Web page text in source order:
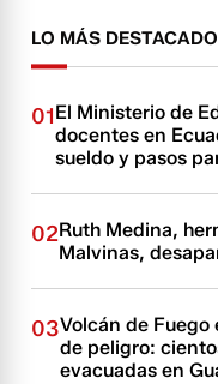
LO MÁS
01El Ministerio de
docentes en
sueldo y pasos
02Ruth Medina,
Malvinas,
03Volcán de
de peligro:
evacuadas en